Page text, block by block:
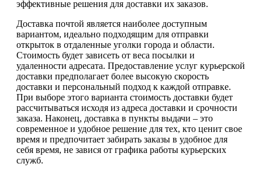
эффективные решения для доставки их заказов.
Доставка почтой является наиболее доступным
вариантом, идеально подходящим для отправки
открыток в отдаленные уголки города и области.
Стоимость будет зависеть от веса посылки и
удаленности адресата. Предоставление услуг курьерской
доставки предполагает более высокую скорость
доставки и персональный подход к каждой отправке.
При выборе этого варианта стоимость доставки будет
рассчитываться исходя из адреса доставки и срочности
заказа. Наконец, доставка в пункты выдачи – это
современное и удобное решение для тех, кто ценит свое
время и предпочитает забирать заказы в удобное для
себя время, не завися от графика работы курьерских
служб.